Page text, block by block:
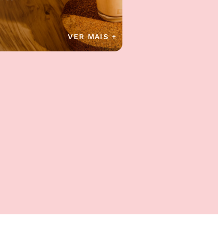
VER MAIS +